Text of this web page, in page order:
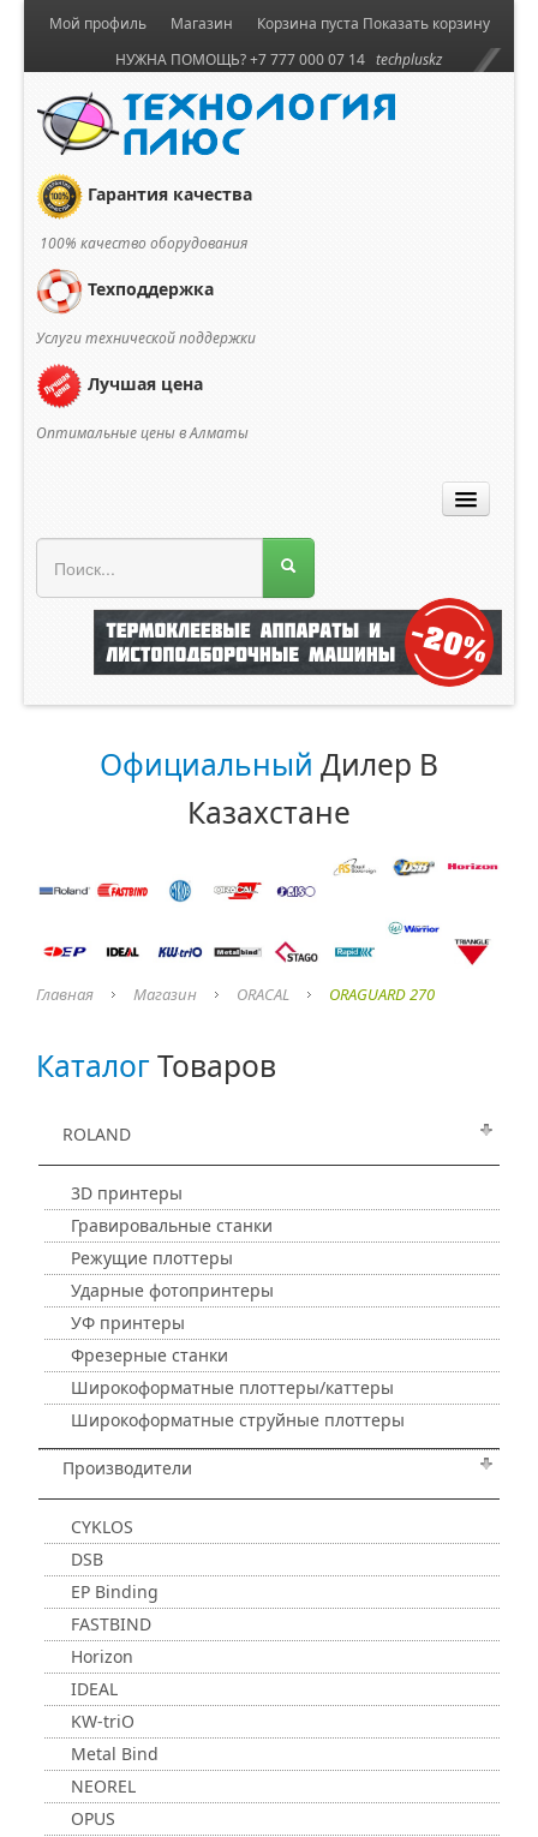
Корзина пуста Показать корзину
Мой профиль
Магазин
НУЖНА ПОМОЩЬ? +7 777 000 07 14 techpluskz
Гарантия качества
100% качество оборудования
Техподдержка
Услуги технической поддержки
Лучшая цена
Оптимальные цены в Алматы
Официальный Дилер В
Казахстане
Главная Магазин ORACAL ORAGUARD 270
КаталогТоваров
ROLAND
3D принтеры
Гравировальные станки
Режущие плоттеры
Ударные фотопринтеры
УФ принтеры
Фрезерные станки
Широкоформатные плоттеры/каттеры
Широкоформатные струйные плоттеры
Производители
CYKLOS
DSB
EP Binding
FASTBIND
Horizon
IDEAL
KW-triO
Metal Bind
NEOREL
OPUS